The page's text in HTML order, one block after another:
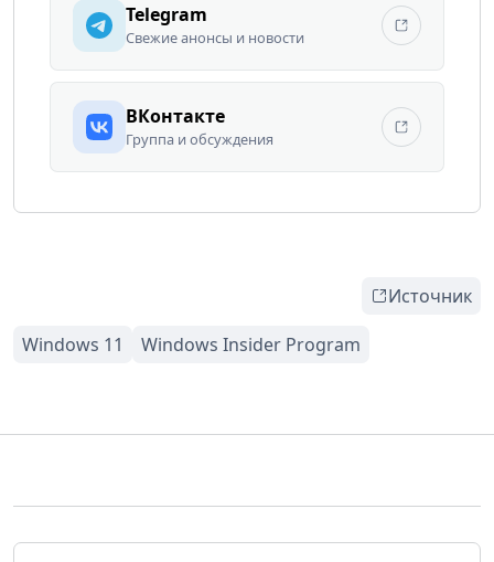
Telegram
Свежие анонсы и новости
ВКонтакте
Группа и обсуждения
Источник